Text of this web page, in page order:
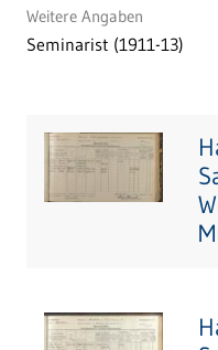
Weitere Angaben
Seminarist (1911-13)